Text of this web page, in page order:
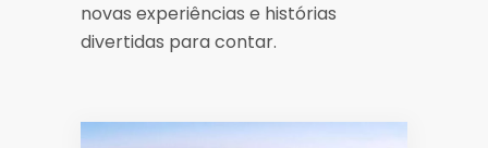
novas experiências e histórias
divertidas para contar.